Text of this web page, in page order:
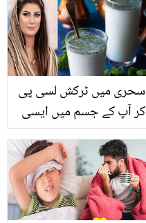
سحری میں ٹرکش لسی پی
کر آپ کے جسم میں ایسی
جان کر آپ بھی حیران رہ
جائیں گے۔۔ ڈاکٹر بلقیس کا
حیران کن نسخہ